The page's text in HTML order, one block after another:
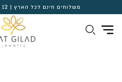
משלוחים חינם לכל הארץ | 12 תשלומים ללא ריבית